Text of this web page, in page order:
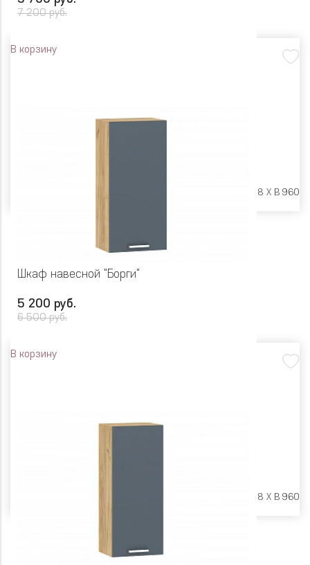
7 200 руб.
В корзину
Ш 500 X Г 318 X В 960
Шкаф навесной "Борги"
5 200 руб.
6 500 руб.
В корзину
Ш 450 X Г 318 X В 960